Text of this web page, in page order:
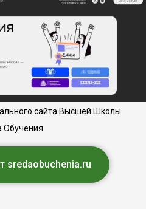
сайта Высшей Школы
Обучения
sredaobuchenia.ru